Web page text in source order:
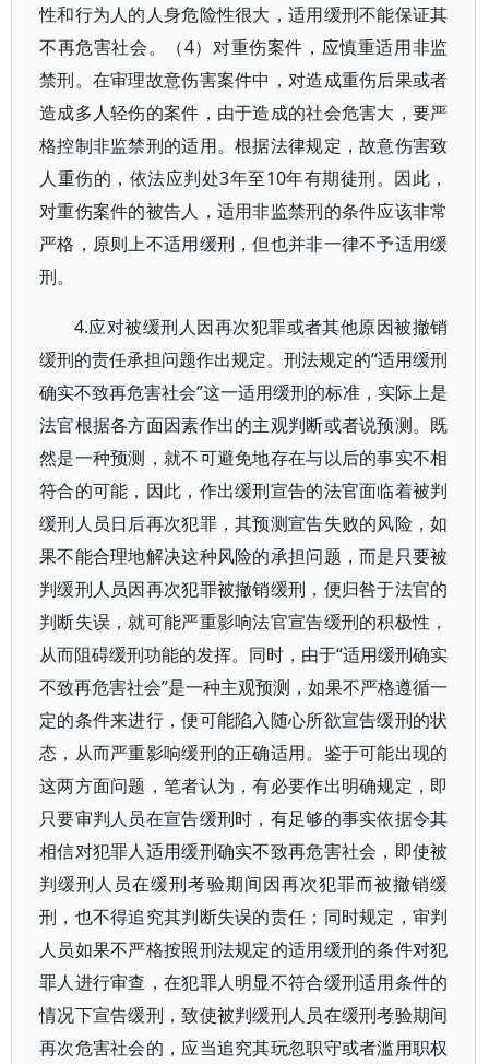
性和行为人的人身危险性很大，适用缓刑不能保证其
不再危害社会。（4）对重伤案件，应慎重适用非监
禁刑。在审理故意伤害案件中，对造成重伤后果或者
造成多人轻伤的案件，由于造成的社会危害大，要严
格控制非监禁刑的适用。根据法律规定，故意伤害致
人重伤的，依法应判处3年至10年有期徒刑。因此，
对重伤案件的被告人，适用非监禁刑的条件应该非常
严格，原则上不适用缓刑，但也并非一律不予适用缓
刑。
4.应对被缓刑人因再次犯罪或者其他原因被撤销
缓刑的责任承担问题作出规定。刑法规定的“适用缓刑
确实不致再危害社会”这一适用缓刑的标准，实际上是
法官根据各方面因素作出的主观判断或者说预测。既
然是一种预测，就不可避免地存在与以后的事实不相
符合的可能，因此，作出缓刑宣告的法官面临着被判
缓刑人员日后再次犯罪，其预测宣告失败的风险，如
果不能合理地解决这种风险的承担问题，而是只要被
判缓刑人员因再次犯罪被撤销缓刑，便归咎于法官的
判断失误，就可能严重影响法官宣告缓刑的积极性，
从而阻碍缓刑功能的发挥。同时，由于“适用缓刑确实
不致再危害社会”是一种主观预测，如果不严格遵循一
定的条件来进行，便可能陷入随心所欲宣告缓刑的状
态，从而严重影响缓刑的正确适用。鉴于可能出现的
这两方面问题，笔者认为，有必要作出明确规定，即
只要审判人员在宣告缓刑时，有足够的事实依据令其
相信对犯罪人适用缓刑确实不致再危害社会，即使被
判缓刑人员在缓刑考验期间因再次犯罪而被撤销缓
刑，也不得追究其判断失误的责任；同时规定，审判
人员如果不严格按照刑法规定的适用缓刑的条件对犯
罪人进行审查，在犯罪人明显不符合缓刑适用条件的
情况下宣告缓刑，致使被判缓刑人员在缓刑考验期间
再次危害社会的，应当追究其玩忽职守或者滥用职权